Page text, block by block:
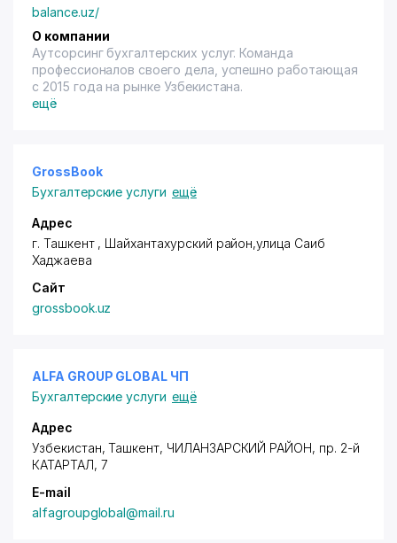
balance.uz/
О компании
Аутсорсинг бухгалтерских услуг. Команда
профессионалов своего дела, успешно работающая
с 2015 года на рынке Узбекистана.
ещё
GrossBook
Бухгалтерские услуги ещё
Адрес
г. Ташкент , Шайхантахурский район,улица Саиб
Хаджаева
Сайт
grossbook.uz
ALFA GROUP GLOBAL ЧП
Бухгалтерские услуги ещё
Адрес
Узбекистан,Ташкент, ЧИЛАНЗАРСКИЙ РАЙОН, пр. 2-й
КАТАРТАЛ, 7
E-mail
alfagroupglobal@mail.ru